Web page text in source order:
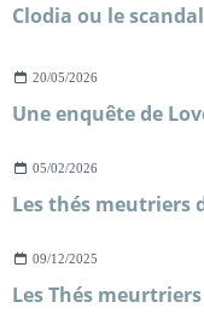
20/05/2026
05/02/2026
09/12/2025